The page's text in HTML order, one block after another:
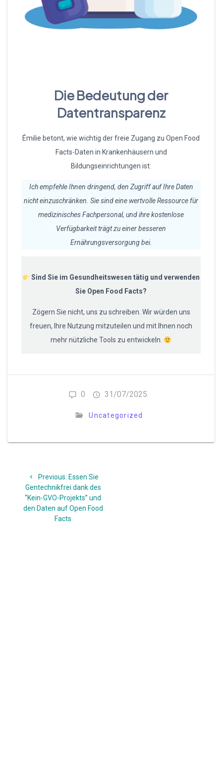
Die Bedeutung der
Datentransparenz
Émilie betont, wie wichtig der freie Zugang zu Open Food
Facts-Daten in Krankenhäusern und
Bildungseinrichtungen ist:
Ich empfehle Ihnen dringend, den Zugriff auf Ihre Daten
nicht einzuschränken. Sie sind eine wertvolle Ressource für
medizinisches Fachpersonal, und ihre kostenlose
Verfügbarkeit trägt zu einer besseren
Ernährungsversorgung bei.
Sind Sie im Gesundheitswesen tätig und verwenden
Sie Open Food Facts?
Zögern Sie nicht, uns zu schreiben. Wir würden uns
freuen, Ihre Nutzung mitzuteilen und mit Ihnen noch
mehr nützliche Tools zu entwickeln.
0 31/07/2025
Uncategorized
Previous: Previous
post:
Essen Sie
Gentechnikfrei dank des
“Kein-GVO-Projekts” und
den Daten auf Open Food
Facts